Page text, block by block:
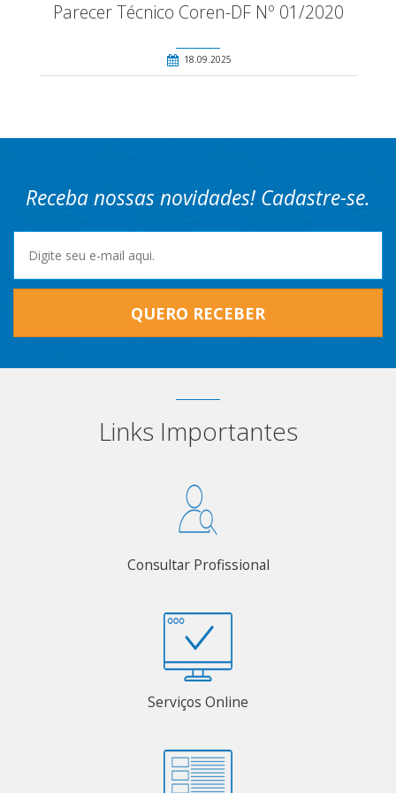
Parecer Técnico Coren-DF Nº 01/2020
18.09.2025
Receba nossas novidades! Cadastre-se.
QUERO RECEBER
Links Importantes
Consultar Profissional
Serviços Online